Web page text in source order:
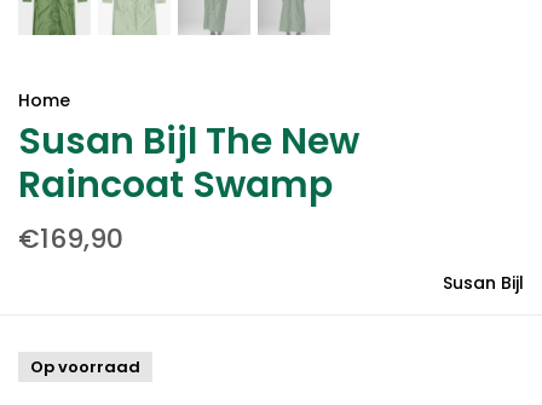
Home
Susan Bijl The New
Raincoat Swamp
€169,90
Susan Bijl
Op voorraad